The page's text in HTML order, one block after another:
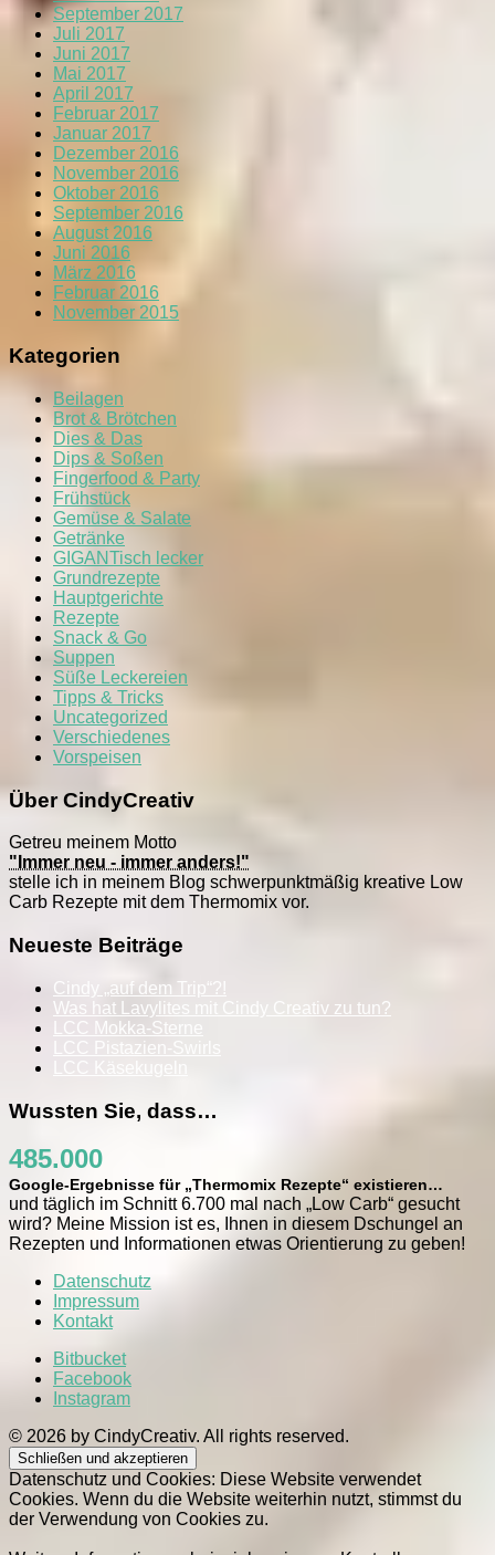
September 2017
Juli 2017
Juni 2017
Mai 2017
April 2017
Februar 2017
Januar 2017
Dezember 2016
November 2016
Oktober 2016
September 2016
August 2016
Juni 2016
März 2016
Februar 2016
November 2015
Kategorien
Beilagen
Brot & Brötchen
Dies & Das
Dips & Soßen
Fingerfood & Party
Frühstück
Gemüse & Salate
Getränke
GIGANTisch lecker
Grundrezepte
Hauptgerichte
Rezepte
Snack & Go
Suppen
Süße Leckereien
Tipps & Tricks
Uncategorized
Verschiedenes
Vorspeisen
Über CindyCreativ
Getreu meinem Motto
"Immer neu - immer anders!"
stelle ich in meinem Blog schwerpunktmäßig kreative Low
Carb Rezepte mit dem Thermomix vor.
Neueste Beiträge
Cindy „auf dem Trip“?!
Was hat Lavylites mit Cindy Creativ zu tun?
LCC Mokka-Sterne
LCC Pistazien-Swirls
Wussten Sie, dass…
485.000
Google-Ergebnisse für „Thermomix Rezepte“ existieren…
und täglich im Schnitt 6.700 mal nach „Low Carb“ gesucht
wird? Meine Mission ist es, Ihnen in diesem Dschungel an
Rezepten und Informationen etwas Orientierung zu geben!
Datenschutz
Impressum
Kontakt
Bitbucket
Facebook
Instagram
© 2026 by CindyCreativ. All rights reserved.
Datenschutz und Cookies: Diese Website verwendet
Cookies. Wenn du die Website weiterhin nutzt, stimmst du
der Verwendung von Cookies zu.